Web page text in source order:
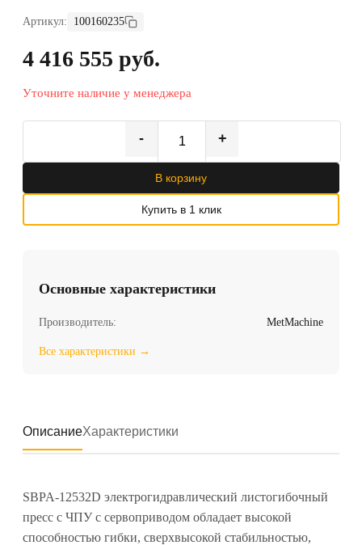
Артикул: 100160235
4 416 555 руб.
Уточните наличие у менеджера
- +
В корзину
Купить в 1 клик
Основные характеристики
Производитель: MetMachine
Все характеристики →
ОписаниеХарактеристики
SBPA-12532D электрогидравлический листогибочный
пресс с ЧПУ с сервоприводом обладает высокой
способностью гибки, сверхвысокой стабильностью,